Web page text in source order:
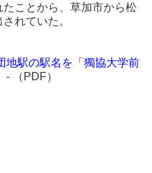
ことから、草加市から松
れていた。
地駅の駅名を「獨協大学前
- （PDF）